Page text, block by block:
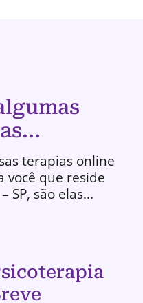
terapias online
você que reside
SP, são elas...